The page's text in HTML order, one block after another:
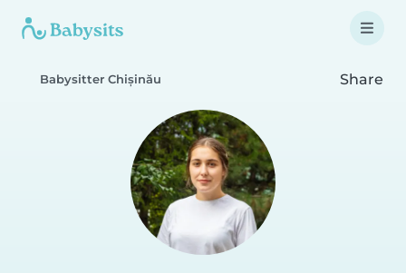
Babysitter Chișinău Share